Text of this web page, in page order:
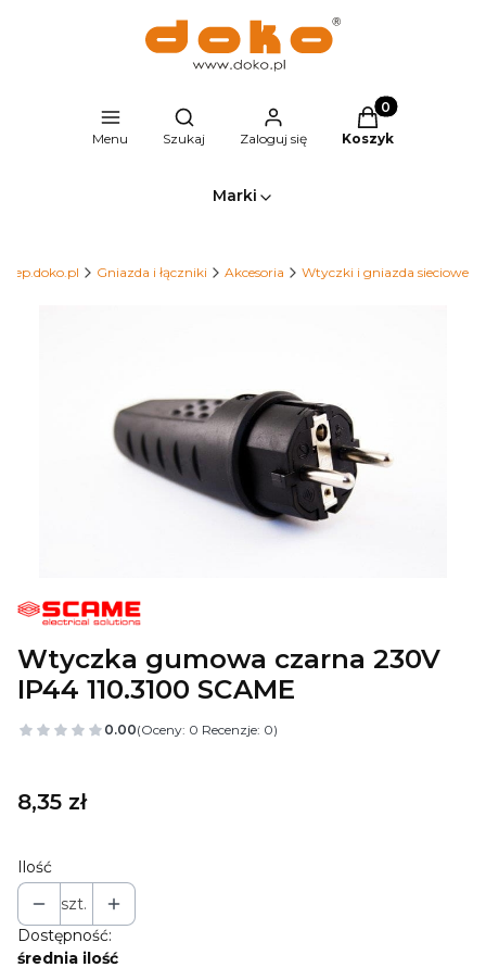
Menu
Otwórz wyszukiwarkę
Szukaj Zaloguj się
Produkty w
Koszyk
Marki
Gniazda i łączniki Akcesoria Wtyczki i gniazda sieciowe
Wtyczka gumowa czarna 230V
IP44 110.3100 SCAME
0.00(Oceny: 0 Recenzje: 0)
Cena
8,35 zł
Ilość
szt.
Dostępność:
średnia ilość